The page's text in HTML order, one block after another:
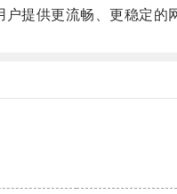
供更流畅、更稳定的